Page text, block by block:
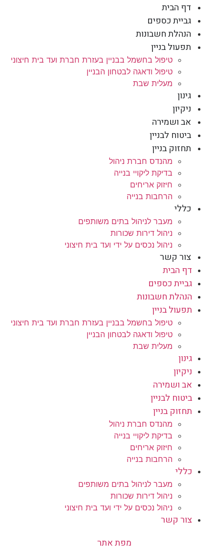
דף הבית
גביית כספים
הנהלת חשבונות
תפעול בניין
טיפול בחשמל בבניין בעזרת חברת ועד בית חיצוני
טיפול ודאגה לבטחון הבניין
מעלית שבת
גינון
ניקיון
אב ושמירה
ביטוח לבניין
תחזוק בניין
מהנדס חברת ניהול
בדיקת ליקויי בנייה
חיזוק אריחים
הרחבות בנייה
כללי
מעבר לניהול בתים משותפים
ניהול דירות שכורות
ניהול נכסים על ידי ועד בית חיצוני
צור קשר
דף הבית
גביית כספים
הנהלת חשבונות
תפעול בניין
טיפול בחשמל בבניין בעזרת חברת ועד בית חיצוני
טיפול ודאגה לבטחון הבניין
מעלית שבת
גינון
ניקיון
אב ושמירה
ביטוח לבניין
תחזוק בניין
מהנדס חברת ניהול
בדיקת ליקויי בנייה
חיזוק אריחים
הרחבות בנייה
כללי
מעבר לניהול בתים משותפים
ניהול דירות שכורות
ניהול נכסים על ידי ועד בית חיצוני
צור קשר
מפת אתר